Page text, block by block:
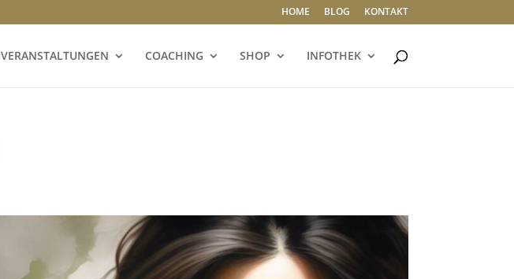
HOME BLOG KONTAKT
VERANSTALTUNGEN COACHING SHOP INFOTHEK